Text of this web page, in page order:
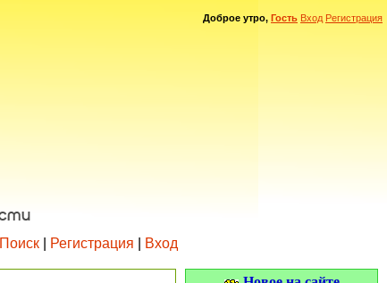
Доброе утро, Гость Вход Регистрация
Поиск Регистрация Вход